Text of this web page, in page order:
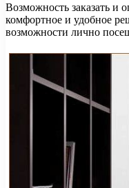
Возможность заказать и
комфортное и удобное
возможности лично